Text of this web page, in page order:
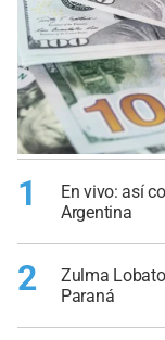
1
En vivo: así
Argentina
2
Zulma
Paraná